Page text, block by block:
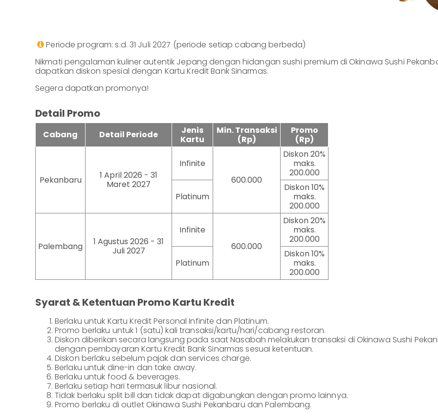
Teman
SimobiPlus
Layanan
Informasi
Hubungan
Investor
 Periode program: s.d. 31 Juli 2027 (periode setiap cabang berbeda)
Nikmati pengalaman kuliner autentik Jepang dengan hidangan sushi premium di Okinawa Sushi
dapatkan diskon spesial dengan Kartu Kredit Bank Sinarmas.
Segera dapatkan promonya!
Detail Promo
Cabang Detail Periode
Jenis
Kartu
Min. Transaksi
(Rp)
Promo
(Rp)
Pekanbaru
1 April 2026 - 31
Maret 2027
Infinite
600.000
Diskon 20%
maks.
200.000
Platinum
Diskon 10%
maks.
200.000
Palembang
1 Agustus 2026 - 31
Juli 2027
Infinite
600.000
Diskon 20%
maks.
200.000
Platinum
Diskon 10%
maks.
200.000
Syarat & Ketentuan Promo Kartu Kredit
Berlaku untuk Kartu Kredit Personal Infinite dan Platinum.
Promo berlaku untuk 1 (satu) kali transaksi/kartu/hari/cabang restoran.
Diskon diberikan secara langsung pada saat Nasabah melakukan transaksi di Okinawa Sushi
dengan pembayaran Kartu Kredit Bank Sinarmas sesuai ketentuan.
Diskon berlaku sebelum pajak dan services charge.
Berlaku untuk dine-in dan take away.
Berlaku untuk food & beverages.
Berlaku setiap hari termasuk libur nasional.
Tidak berlaku split bill dan tidak dapat digabungkan dengan promo lainnya.
Promo berlaku di outlet Okinawa Sushi Pekanbaru dan Palembang.